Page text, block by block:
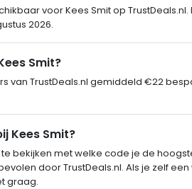
voor Kees Smit op
2026.
Smit?
van TrustDeals.nl gemiddeld €22
Kees Smit?
bekijken met welke code je de
door TrustDeals.nl. Als je zelf
graag.